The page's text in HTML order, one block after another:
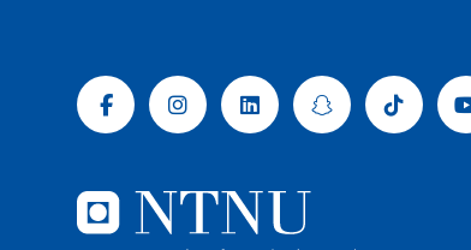
FacebookInstagramLinkedinSnapchatTiktok